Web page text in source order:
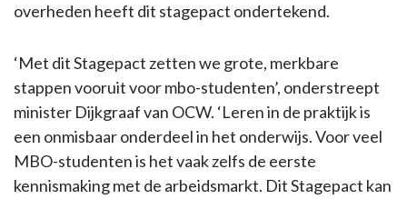
overheden heeft dit stagepact ondertekend.
‘Met dit Stagepact zetten we grote, merkbare
stappen vooruit voor mbo-studenten’, onderstreept
minister Dijkgraaf van OCW. ‘Leren in de praktijk is
een onmisbaar onderdeel in het onderwijs. Voor veel
MBO-studenten is het vaak zelfs de eerste
kennismaking met de arbeidsmarkt. Dit Stagepact kan